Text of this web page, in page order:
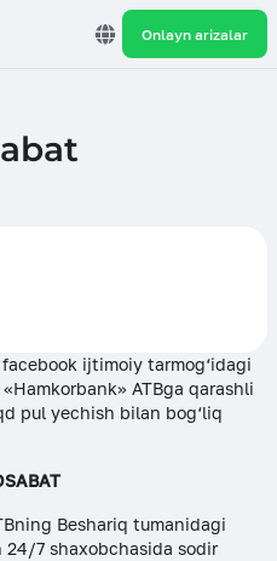
Onlayn arizalar
ijtimoiy tarmog‘idagi
ATBga qarashli
pul yechish bilan bog‘liq
Beshariq tumanidagi
7 shaxobchasida sodir